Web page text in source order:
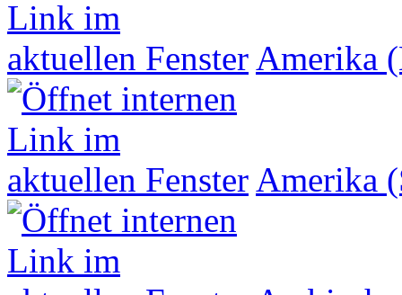
Amerika
Amerika